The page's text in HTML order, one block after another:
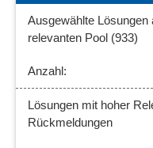
Ausgewählte
relevanten Pool (933)
Lösungen mit hoher
Rückmeldungen